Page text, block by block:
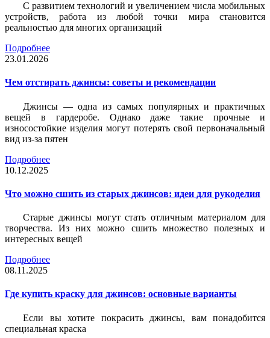
С развитием технологий и увеличением числа мобильных
устройств, работа из любой точки мира становится
реальностью для многих организаций
Подробнее
23.01.2026
Чем отстирать джинсы: советы и рекомендации
Джинсы — одна из самых популярных и практичных
вещей в гардеробе. Однако даже такие прочные и
износостойкие изделия могут потерять свой первоначальный
вид из-за пятен
Подробнее
10.12.2025
Что можно сшить из старых джинсов: идеи для рукоделия
Старые джинсы могут стать отличным материалом для
творчества. Из них можно сшить множество полезных и
интересных вещей
Подробнее
08.11.2025
Где купить краску для джинсов: основные варианты
Если вы хотите покрасить джинсы, вам понадобится
специальная краска